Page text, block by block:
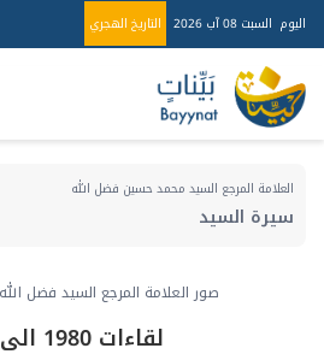
اليوم السبت 08 آب 2026 التاريخ الهجري
العلامة المرجع السيد محمد حسين فضل الله
سيرة السيد
صور العلامة المرجع السيد فضل
لقاءات 1980 الى 2001